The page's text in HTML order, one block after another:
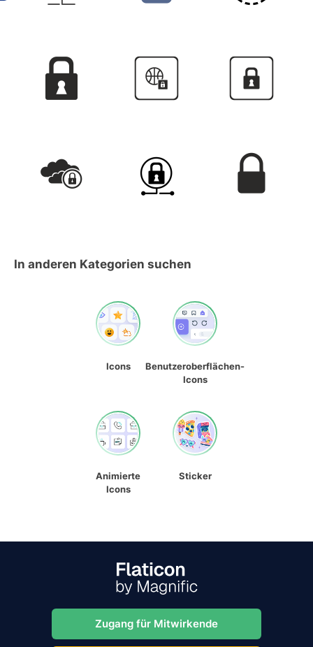
In anderen Kategorien suchen
Icons
Benutzeroberflächen-
Icons
Animierte
Icons
Sticker
Zugang für Mitwirkende